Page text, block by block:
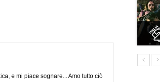
e mi piace sognare... Amo tutto ciò